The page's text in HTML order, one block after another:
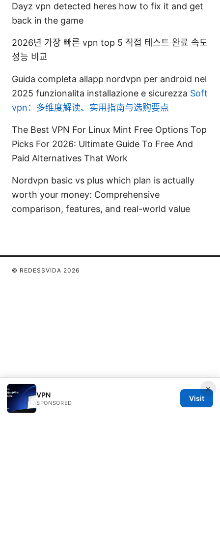
Dayz vpn detected heres how to fix it and get
back in the game
2026년 가장 빠른 vpn top 5 직접 테스트 완료 속도
성능 비교
Guida completa allapp nordvpn per android nel
2025 funzionalita installazione e sicurezza Soft
vpn：多维度解读、实用指南与选购要点
The Best VPN For Linux Mint Free Options Top
Picks For 2026: Ultimate Guide To Free And
Paid Alternatives That Work
Nordvpn basic vs plus which plan is actually
worth your money: Comprehensive
comparison, features, and real-world value
×
VPN
SPONSORED
Visit
© REDESSVIDA 2026